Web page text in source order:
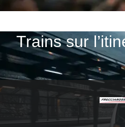
Trains sur